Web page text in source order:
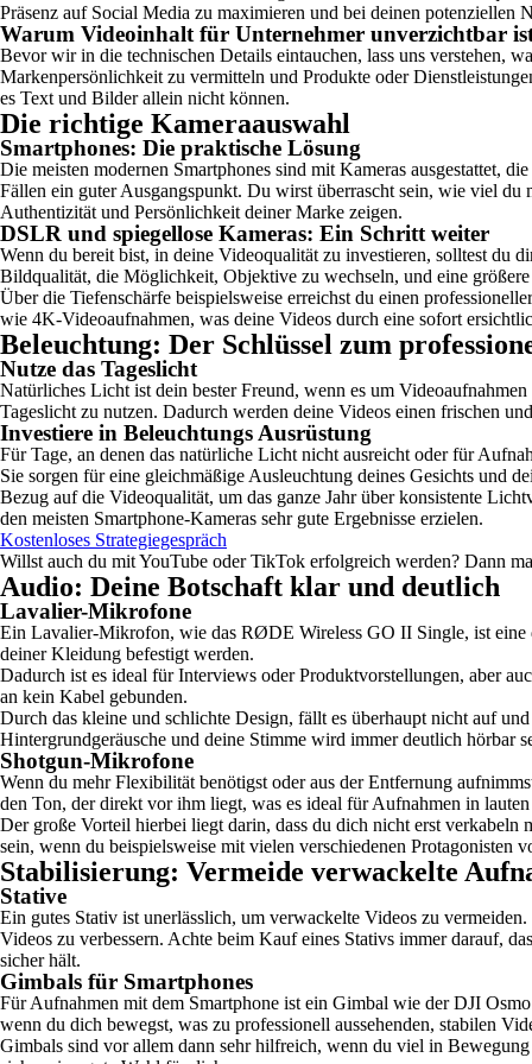
Präsenz auf Social Media zu maximieren und bei deinen potenziellen
Warum Videoinhalt für Unternehmer unverzichtbar
Bevor wir in die technischen Details eintauchen, lass uns verstehen,
Markenpersönlichkeit zu vermitteln und Produkte oder
es Text und Bilder allein nicht können.
Die richtige Kameraauswahl
Smartphones: Die praktische Lösung
Die meisten modernen Smartphones sind mit Kameras ausgestattet,
Fällen ein guter Ausgangspunkt. Du wirst überrascht sein, wie viel du
Authentizität und Persönlichkeit deiner Marke zeigen.
DSLR und spiegellose Kameras: Ein Schritt weiter
Wenn du bereit bist, in deine Videoqualität zu investieren, solltest du
Bildqualität, die Möglichkeit, Objektive zu wechseln, und eine
Über die Tiefenschärfe beispielsweise erreichst du einen
wie 4K-Videoaufnahmen, was deine Videos durch eine sofort
Beleuchtung: Der Schlüssel zum
Nutze das Tageslicht
Natürliches Licht ist dein bester Freund, wenn es um
Tageslicht zu nutzen. Dadurch werden deine Videos einen frischen
Investiere in Beleuchtungs Ausrüstung
Für Tage, an denen das natürliche Licht nicht ausreicht oder für
Sie sorgen für eine gleichmäßige Ausleuchtung deines Gesichts und
Bezug auf die Videoqualität, um das ganze Jahr über konsistente
den meisten Smartphone-Kameras sehr gute Ergebnisse erzielen.
Kostenloses Strategiegespräch
Willst auch du mit YouTube oder TikTok erfolgreich werden? Dann
Audio: Deine Botschaft klar und deutlich
Lavalier-Mikrofone
Ein Lavalier-Mikrofon, wie das RØDE Wireless GO II Single, ist eine
deiner Kleidung befestigt werden.
Dadurch ist es ideal für Interviews oder Produktvorstellungen, aber
an kein Kabel gebunden.
Durch das kleine und schlichte Design, fällt es überhaupt nicht auf
Hintergrundgeräusche und deine Stimme wird immer deutlich hörbar
Shotgun-Mikrofone
Wenn du mehr Flexibilität benötigst oder aus der Entfernung
den Ton, der direkt vor ihm liegt, was es ideal für Aufnahmen in
Der große Vorteil hierbei liegt darin, dass du dich nicht erst
sein, wenn du beispielsweise mit vielen verschiedenen
Stabilisierung: Vermeide verwackelte
Stative
Ein gutes Stativ ist unerlässlich, um verwackelte Videos zu
Videos zu verbessern. Achte beim Kauf eines Stativs immer darauf,
sicher hält.
Gimbals für Smartphones
Für Aufnahmen mit dem Smartphone ist ein Gimbal wie der DJI
wenn du dich bewegst, was zu professionell aussehenden, stabilen
Gimbals sind vor allem dann sehr hilfreich, wenn du viel in